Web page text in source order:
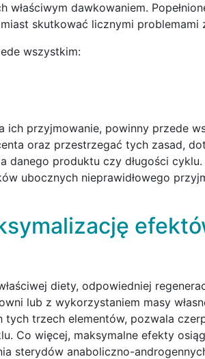
właściwym dawkowaniem.
skutkować licznymi problemami
wszystkim:
ich przyjmowanie, powinny przede
oraz przestrzegać tych zasad,
danego produktu czy długości
ubocznych nieprawidłowego
diety, odpowiedniej
lub z wykorzystaniem masy
trzech elementów, pozwala
Co więcej, maksymalne efekty
sterydów anaboliczno-